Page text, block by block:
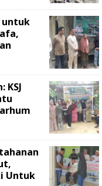
untuk
KSJ
Untuk